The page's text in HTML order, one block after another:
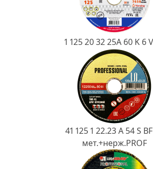
1 125 20 32 25А 60 K 6
41 125 1 22.23 A 54 S
мет.+нерж.PROF